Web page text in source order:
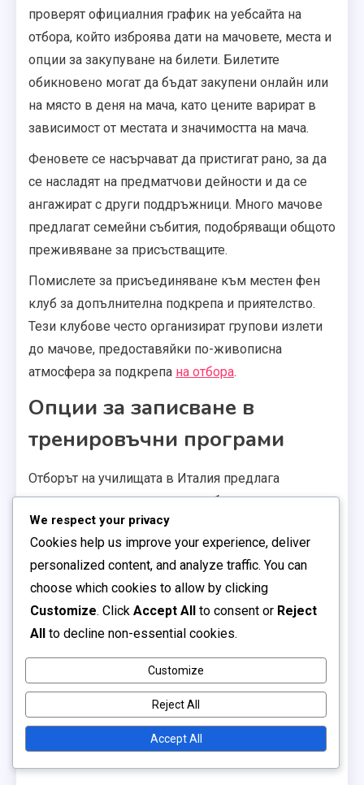
проверят официалния график на уебсайта на
отбора, който изброява дати на мачовете, места и
опции за закупуване на билети. Билетите
обикновено могат да бъдат закупени онлайн или
на място в деня на мача, като цените варират в
зависимост от местата и значимостта на мача.
Феновете се насърчават да пристигат рано, за да
се насладят на предматчови дейности и да се
ангажират с други поддръжници. Много мачове
предлагат семейни събития, подобряващи общото
преживяване за присъстващите.
Помислете за присъединяване към местен фен
клуб за допълнителна подкрепа и приятелство.
Тези клубове често организират групови излети
до мачове, предоставяйки по-живописна
атмосфера за подкрепа на отбора.
Опции за записване в
тренировъчни програми
Отборът на училищата в Италия предлага
тренировъчни програми за амбициозни играчи от
различни възрасти и нива на умения. Записването
обикновено започва в началото на всеки сезон, а
заинтересованите участници трябва да проверят
уебсайта на отбора за конкретни крайни срокове
и изисквания.
определени съоръжения, фокусирайки се върху
развитието на умения, екипна работа и спортен
дух. Участниците могат да очакват комбинация от
упражнения, мачове и обучение от опитен
We respect your privacy
Cookies help us improve your experience, deliver
personalized content, and analyze traffic. You can
choose which cookies to allow by clicking
Customize. Click Accept All to consent or Reject
All to decline non-essential cookies.
Customize
Reject All
Accept All